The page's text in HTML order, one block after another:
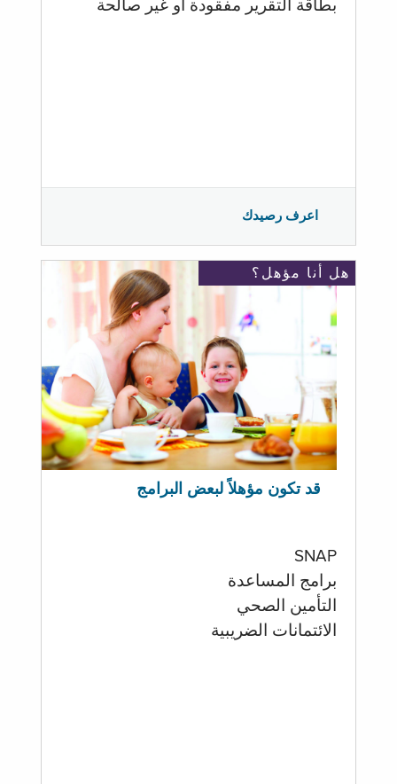
بطاقة التقرير مفقودة أو غير صالحة
اعرف رصيدك
هل أنا مؤهل؟
قد تكون مؤهلاً لبعض البرامج
SNAP
برامج المساعدة
التأمين الصحي
الائتمانات الضريبية